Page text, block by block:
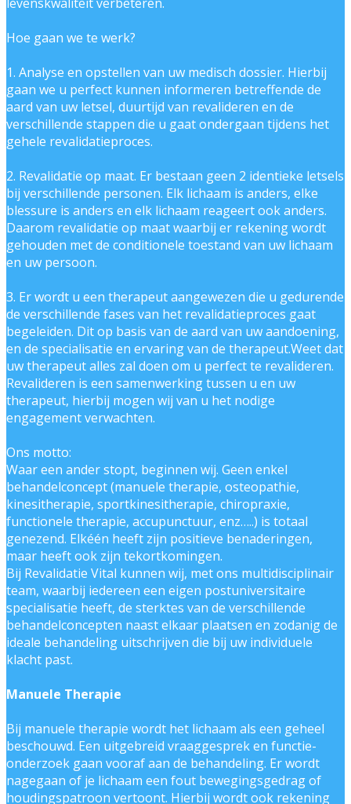
Hoe gaan we te werk?
1. Analyse en opstellen van uw medisch dossier. Hierbij
gaan we u perfect kunnen informeren betreffende de
aard van uw letsel, duurtijd van revalideren en de
verschillende stappen die u gaat ondergaan tijdens het
gehele revalidatieproces.
2. Revalidatie op maat. Er bestaan geen 2 identieke letsels
bij verschillende personen. Elk lichaam is anders, elke
blessure is anders en elk lichaam reageert ook anders.
Daarom revalidatie op maat waarbij er rekening wordt
gehouden met de conditionele toestand van uw lichaam
en uw persoon.
3. Er wordt u een therapeut aangewezen die u gedurende
de verschillende fases van het revalidatieproces gaat
begeleiden. Dit op basis van de aard van uw aandoening,
en de specialisatie en ervaring van de therapeut.Weet dat
uw therapeut alles zal doen om u perfect te revalideren.
Revalideren is een samenwerking tussen u en uw
therapeut, hierbij mogen wij van u het nodige
engagement verwachten.
Ons motto:
Waar een ander stopt, beginnen wij. Geen enkel
behandelconcept (manuele therapie, osteopathie,
kinesitherapie, sportkinesitherapie, chiropraxie,
functionele therapie, accupunctuur, enz…..) is totaal
genezend. Elkéén heeft zijn positieve benaderingen,
maar heeft ook zijn tekortkomingen.
Bij Revalidatie Vital kunnen wij, met ons multidisciplinair
team, waarbij iedereen een eigen postuniversitaire
specialisatie heeft, de sterktes van de verschillende
behandelconcepten naast elkaar plaatsen en zodanig de
ideale behandeling uitschrijven die bij uw individuele
klacht past.
Manuele Therapie
Bij manuele therapie wordt het lichaam als een geheel
beschouwd. Een uitgebreid vraaggesprek en functie-
onderzoek gaan vooraf aan de behandeling. Er wordt
nagegaan of je lichaam een fout bewegingsgedrag of
houdingspatroon vertoont. Hierbij wordt ook rekening